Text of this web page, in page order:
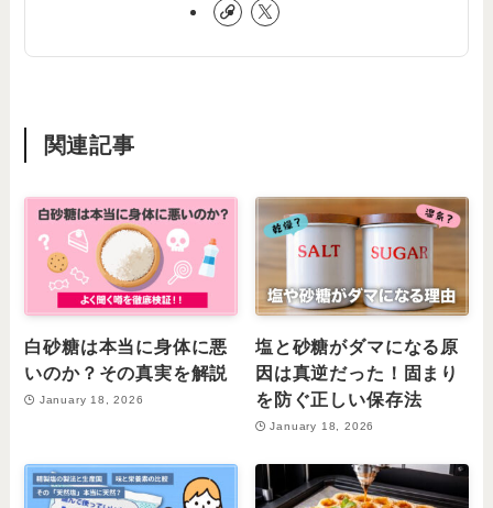
関連記事
白砂糖は本当に身体に悪
いのか？その真実を解説
January 18, 2026
塩と砂糖がダマになる原
因は真逆だった！固まり
を防ぐ正しい保存法
January 18, 2026